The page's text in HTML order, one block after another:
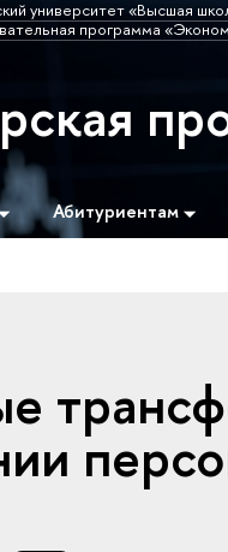
университет «Высшая
программа
Абитуриентам